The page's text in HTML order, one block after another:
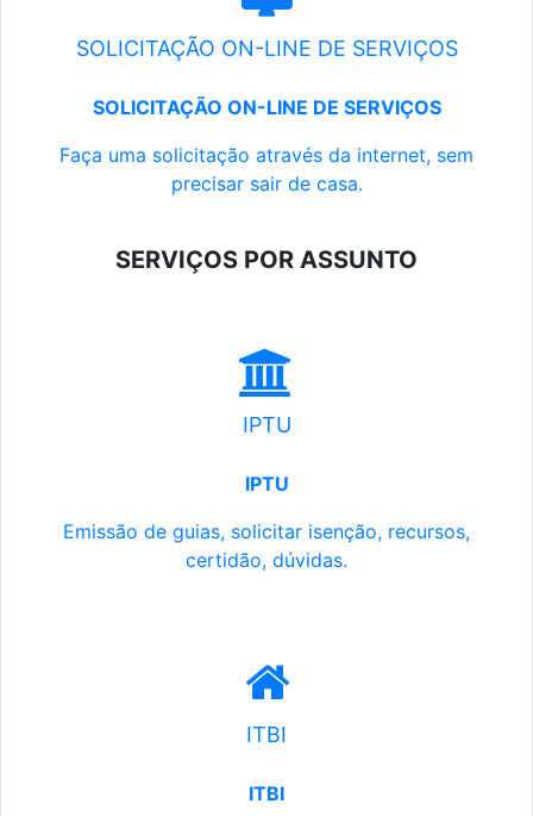
SOLICITAÇÃO ON-LINE DE SERVIÇOS
SOLICITAÇÃO ON-LINE DE SERVIÇOS
Faça uma solicitação através da internet, sem
precisar sair de casa.
SERVIÇOS POR ASSUNTO
IPTU
IPTU
Emissão de guias, solicitar isenção, recursos,
certidão, dúvidas.
ITBI
ITBI